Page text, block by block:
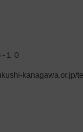
１０
kanagawa.or.jp/